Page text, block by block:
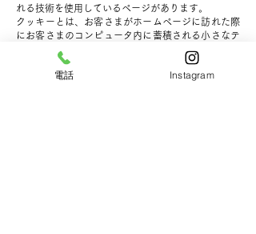
れる技術を使用しているページがあります。
クッキーとは、お客さまがホームページに訪れた際
にお客さまのコンピュータ内に蓄積される小さなテ
キストファイルのことです。これにより再度お客さ
まがホームページを訪れた際にお客さまのコンピュ
ータが認識され、利便性が向上します。クッキーの
電話 Instagram